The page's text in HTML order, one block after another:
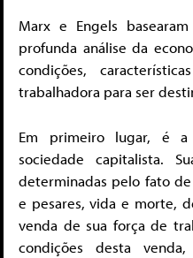
Marx e Engels
profunda análise da
condições,
trabalhadora para ser
Em primeiro lugar, é a
sociedade capitalista.
determinadas pelo fato
e pesares, vida e morte,
venda de sua força de
condições desta